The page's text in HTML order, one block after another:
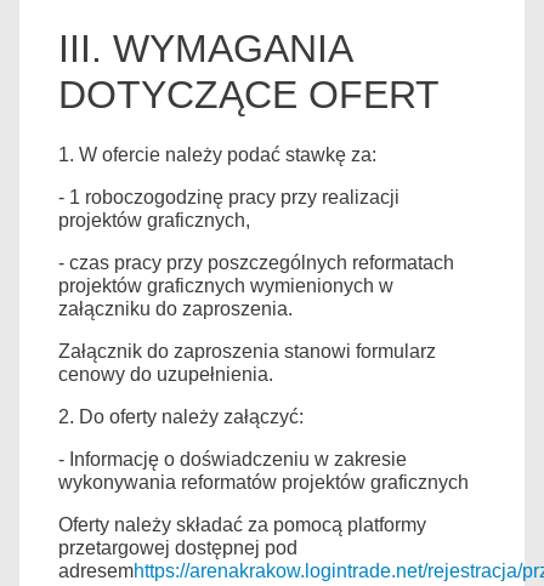
III. WYMAGANIA
DOTYCZĄCE OFERT
1. W ofercie należy podać stawkę za:
- 1 roboczogodzinę pracy przy realizacji
projektów graficznych,
- czas pracy przy poszczególnych reformatach
projektów graficznych wymienionych w
załączniku do zaproszenia.
Załącznik do zaproszenia stanowi formularz
cenowy do uzupełnienia.
2. Do oferty należy załączyć:
- Informację o doświadczeniu w zakresie
wykonywania reformatów projektów graficznych
Oferty należy składać za pomocą platformy
przetargowej dostępnej pod
adresemhttps://arenakrakow.logintrade.net/rejestracja/